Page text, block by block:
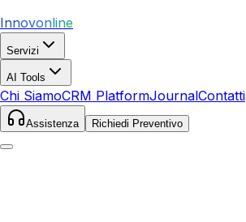
Innovonline
Servizi
AI Tools
Chi SiamoCRM PlatformJournalContatti
Assistenza Richiedi Preventivo